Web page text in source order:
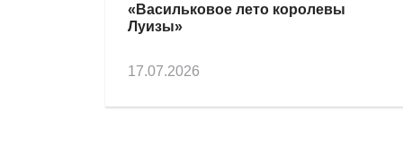
«Васильковое лето королевы
Луизы»
17.07.2026